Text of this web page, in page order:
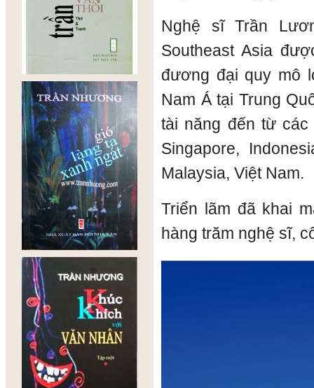
Nghệ sĩ Trần
Southeast Asia
đương đại quy mô
Nam Á tại Trung
tài năng đến từ
Singapore,
Malaysia, Việt Nam.
Triển lãm đã khai
hàng trăm nghệ sĩ,